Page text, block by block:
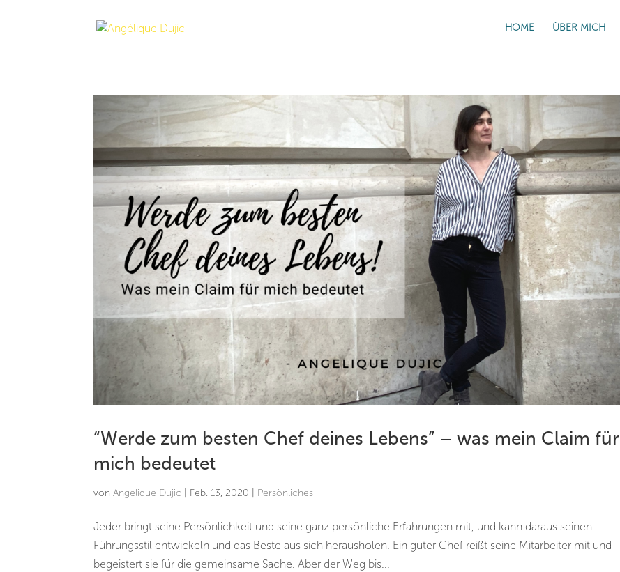
HOME ÜBER MICH
“Werde zum besten Chef deines Lebens” – was mein Claim für
mich bedeutet
vonAngelique Dujic Feb. 13, 2020 Persönliches
Jeder bringt seine Persönlichkeit und seine ganz persönliche Erfahrungen mit, und kann daraus seinen
Führungsstil entwickeln und das Beste aus sich herausholen. Ein guter Chef reißt seine Mitarbeiter mit und
begeistert sie für die gemeinsame Sache. Aber der Weg bis...